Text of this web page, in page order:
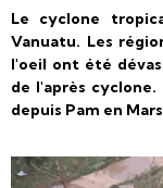
Le cyclone
Vanuatu. Les
l'oeil ont été
de l'après
depuis Pam en Mars